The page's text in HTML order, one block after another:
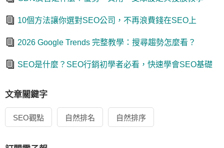
10個方法讓你選對SEO公司，不再浪費錢在SEO上
2026 Google Trends 完整教學：搜尋趨勢怎麼看？
SEO是什麼？SEO行銷初學者必看，快速學會SEO基礎
文章關鍵字
SEO觀點 自然排名 自然排序